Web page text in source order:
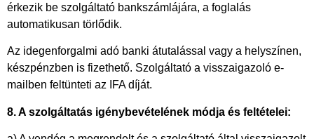
érkezik be szolgáltató bankszámlájára, a foglalás
automatikusan törlődik.
Az idegenforgalmi adó banki átutalással vagy a helyszínen,
készpénzben is fizethető. Szolgáltató a visszaigazoló e-
mailben feltünteti az IFA díját.
8. A szolgáltatás igénybevételének módja és feltételei: